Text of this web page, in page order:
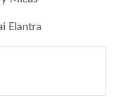
Elantra